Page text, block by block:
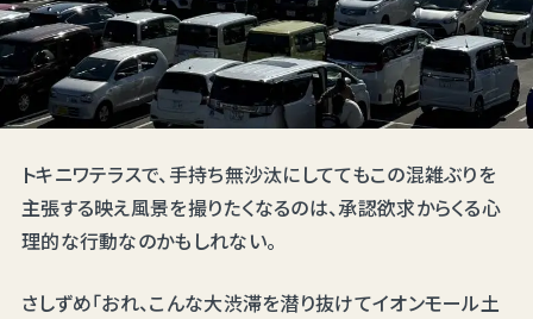
トキニワテラスで、手持ち無沙汰にしててもこの混雑ぶりを
主張する映え風景を撮りたくなるのは、承認欲求からくる心
理的な行動なのかもしれない。
さしずめ「おれ、こんな大渋滞を潜り抜けてイオンモール土